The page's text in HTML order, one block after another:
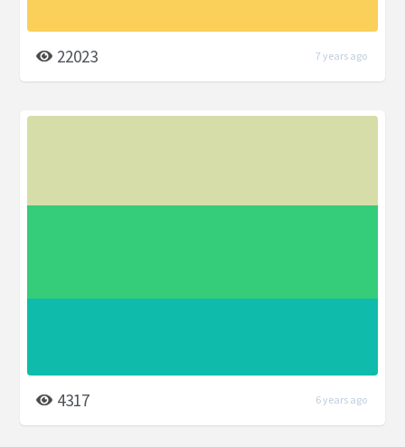
22023 7 years ago
4317 6 years ago